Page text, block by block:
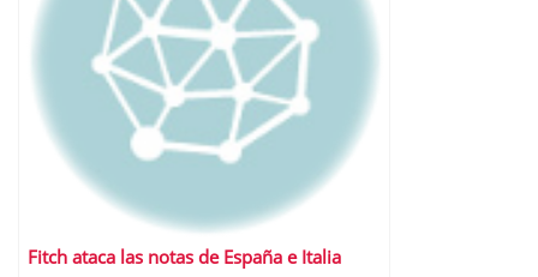
Fitch ataca las notas de España e Italia